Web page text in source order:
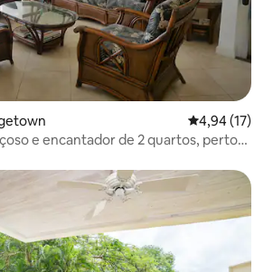
4,94 de uma
4,94 (17)
e encantador de 2 quartos, perto